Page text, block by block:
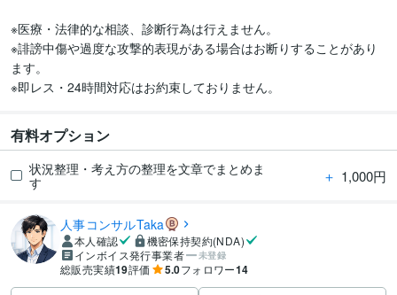
※医療・法律的な相談、診断行為は行えません。
※誹謗中傷や過度な攻撃的表現がある場合はお断りすることがあり
ます。
有料オプション
状況整理・考え方の整理を文章でまとめま
す
＋ 1,000円
人事コンサルTaka
本人確認
機密保持契約(NDA)
インボイス発行事業者
未登録
総販売実績19評価 5.0フォロワー14